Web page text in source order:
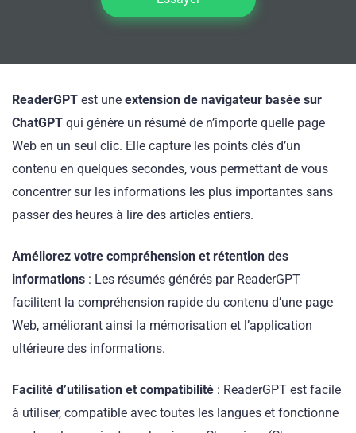
ReaderGPT est une extension de navigateur basée sur
ChatGPT qui génère un résumé de n’importe quelle page
Web en un seul clic. Elle capture les points clés d’un
contenu en quelques secondes, vous permettant de vous
concentrer sur les informations les plus importantes sans
passer des heures à lire des articles entiers.
Améliorez votre compréhension et rétention des
informations : Les résumés générés par ReaderGPT
facilitent la compréhension rapide du contenu d’une page
Web, améliorant ainsi la mémorisation et l’application
ultérieure des informations.
Facilité d’utilisation et compatibilité : ReaderGPT est facile
à utiliser, compatible avec toutes les langues et fonctionne